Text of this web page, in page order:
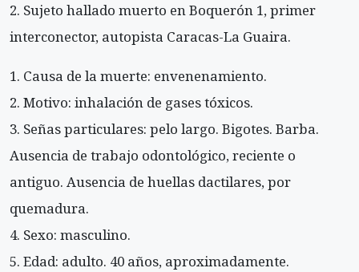
Sujeto hallado muerto en Boquerón 1, primer
interconector, autopista Caracas-La Guaira.
Causa de la muerte: envenenamiento.
Motivo: inhalación de gases tóxicos.
Señas particulares: pelo largo. Bigotes. Barba.
Ausencia de trabajo odontológico, reciente o
antiguo. Ausencia de huellas dactilares, por
quemadura.
Sexo: masculino.
Edad: adulto. 40 años, aproximadamente.